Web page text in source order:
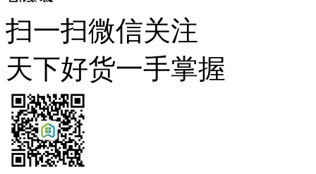
扫一扫微信关注
天下好货一手掌握